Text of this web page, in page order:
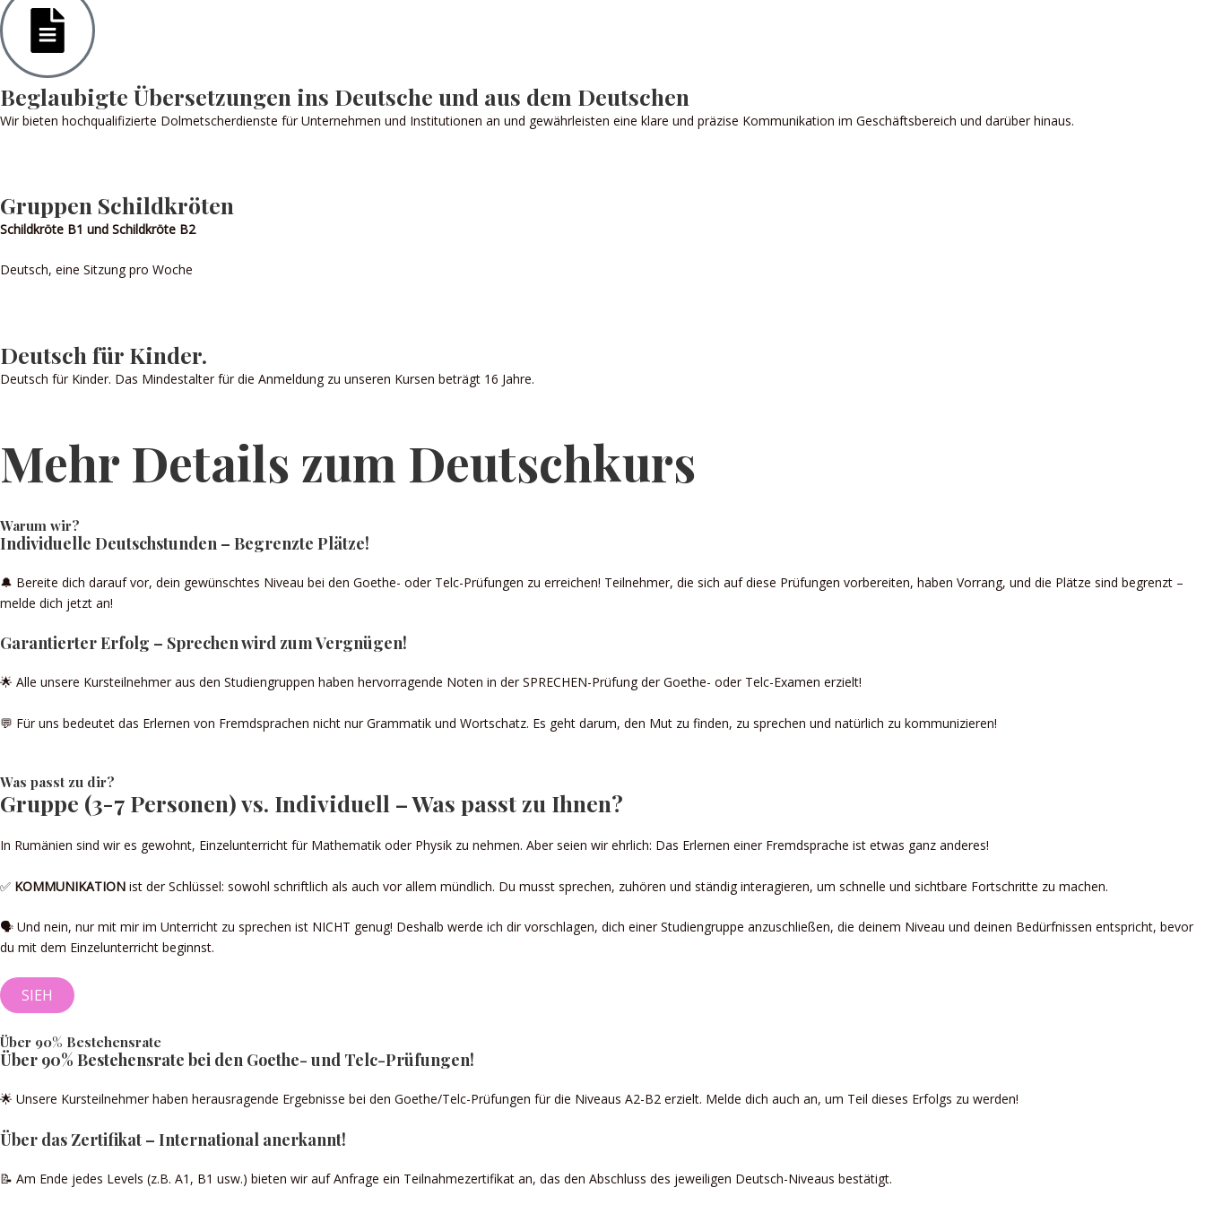
Beglaubigte Übersetzungen ins Deutsche und aus dem Deutschen
Wir bieten hochqualifizierte Dolmetscherdienste für Unternehmen und Institutionen an und gewährleisten eine klare und präzise Kommunikation im Geschäftsbereich und darüber hinaus.
Gruppen Schildkröten
Schildkröte B1 und Schildkröte B2
Deutsch, eine Sitzung pro Woche
Deutsch für Kinder.
Deutsch für Kinder. Das Mindestalter für die Anmeldung zu unseren Kursen beträgt 16 Jahre.
Mehr Details zum Deutschkurs
Warum wir?
Individuelle Deutschstunden – Begrenzte Plätze!
🔔 Bereite dich darauf vor, dein gewünschtes Niveau bei den Goethe- oder Telc-Prüfungen zu erreichen! Teilnehmer, die sich auf diese Prüfungen vorbereiten, haben Vorrang, und die Plätze sind begrenzt –
melde dich jetzt an!
Garantierter Erfolg – Sprechen wird zum Vergnügen!
🌟 Alle unsere Kursteilnehmer aus den Studiengruppen haben hervorragende Noten in der SPRECHEN-Prüfung der Goethe- oder Telc-Examen erzielt!
💬 Für uns bedeutet das Erlernen von Fremdsprachen nicht nur Grammatik und Wortschatz. Es geht darum, den Mut zu finden, zu sprechen und natürlich zu kommunizieren!
Was passt zu dir?
Gruppe (3-7 Personen) vs. Individuell – Was passt zu Ihnen?
In Rumänien sind wir es gewohnt, Einzelunterricht für Mathematik oder Physik zu nehmen. Aber seien wir ehrlich: Das Erlernen einer Fremdsprache ist etwas ganz anderes!
✅ KOMMUNIKATION ist der Schlüssel: sowohl schriftlich als auch vor allem mündlich. Du musst sprechen, zuhören und ständig interagieren, um schnelle und sichtbare Fortschritte zu machen.
🗣️ Und nein, nur mit mir im Unterricht zu sprechen ist NICHT genug! Deshalb werde ich dir vorschlagen, dich einer Studiengruppe anzuschließen, die deinem Niveau und deinen Bedürfnissen entspricht, bevor
du mit dem Einzelunterricht beginnst.
SIEH
Über 90% Bestehensrate
Über 90% Bestehensrate bei den Goethe- und Telc-Prüfungen!
🌟 Unsere Kursteilnehmer haben herausragende Ergebnisse bei den Goethe/Telc-Prüfungen für die Niveaus A2-B2 erzielt. Melde dich auch an, um Teil dieses Erfolgs zu werden!
Über das Zertifikat – International anerkannt!
📝 Am Ende jedes Levels (z.B. A1, B1 usw.) bieten wir auf Anfrage ein Teilnahmezertifikat an, das den Abschluss des jeweiligen Deutsch-Niveaus bestätigt.